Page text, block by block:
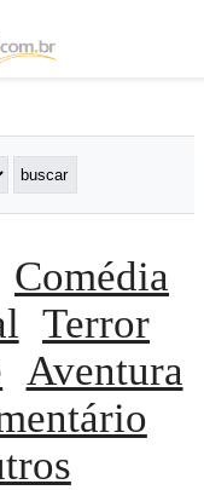
Comédia
Terror
Aventura